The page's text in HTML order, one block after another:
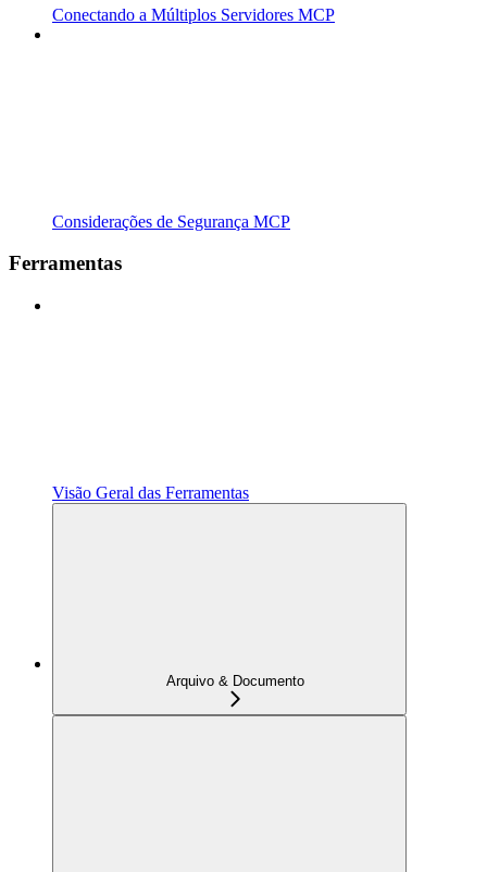
Conectando a Múltiplos Servidores MCP
Considerações de Segurança MCP
Ferramentas
Visão Geral das Ferramentas
Arquivo & Documento